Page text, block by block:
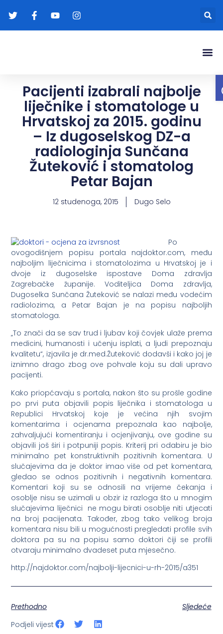
Pacijenti izabrali najbolje
liječnike i stomatologe u
Hrvatskoj za 2015. godinu
– Iz dugoselskog DZ-a
radiologinja Sunčana
Žuteković i stomatolog
Petar Bajan
12 studenoga, 2015 Dugo Selo
Po
ovogodišnjem popisu portala najdoktor.com, među
najboljim liječnicima i stomatolozima u Hrvatskoj je i
dvoje iz dugoselske ispostave Doma zdravlja
Zagrebačke županije. Voditeljica Doma zdravlja,
Dugoselka Sunčana Žuteković se nalazi među vodećim
radiolozima, a Petar Bajan je na popisu najboljih
stomatologa.
„To znači da se sav trud i ljubav koji čovjek ulaže prema
medicini, humanosti i učenju isplati, a ljudi prepoznaju
kvalitetu“, izjavila je dr.med.Žuteković dodavši i kako joj je
iznimno drago zbog ove pohvale koju su dali upravo
pacijenti.
Kako priopćavaju s portala, nakon što su prošle godine
po prvi puta objavili popis liječnika i stomatologa u
Republici Hrvatskoj koje je većina njih svojim
komentarima i ocjenama prepoznala kao najbolje,
zahvaljujući komentiranju i ocjenjivanju, ove godine su
objavili još širi i potpuniji popis. Kriterij pri odabiru je bio
minimalno pet konstruktivnih pozitivnih komentara. U
slučajevima da je doktor imao više od pet komentara,
gledao se odnos pozitivnih i negativnih komentara.
Komentari koji su se odnosili na vrijeme čekanja i
osoblje nisu se uzimali u obzir iz razloga što u mnogim
slučajevima liječnici ne mogu birati osoblje niti utjecati
na broj pacijenata. Također, zbog tako velikog broja
komentara nisu bili u mogućnosti pregledati profile svih
doktora pa su na popisu samo doktori čiji se profili
otvaraju minimalno dvadeset puta mjesečno.
http://najdoktor.com/najbolji-lijecnici-u-rh-2015/a351
Prethodno
Sljedeće
Podjeli vijest